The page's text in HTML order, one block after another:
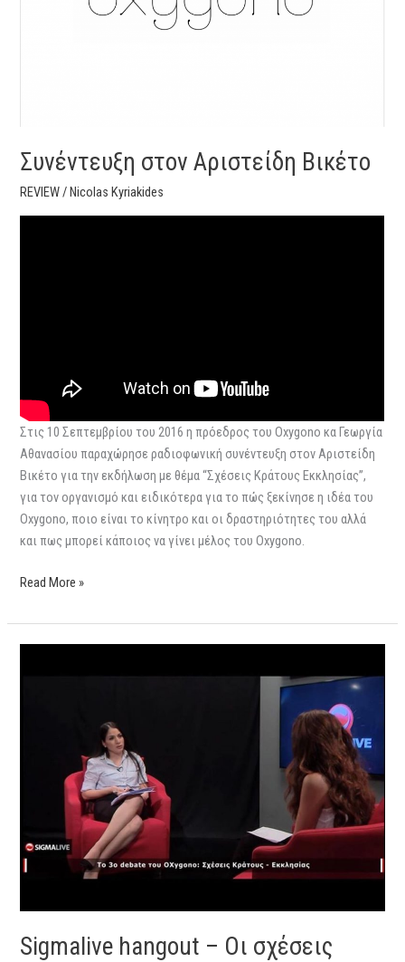
Συνέντευξη στον Αριστείδη Βικέτο
REVIEW/ Nicolas Kyriakides
Στις 10 Σεπτεμβρίου του 2016 η πρόεδρος του Oxygono κα Γεωργία
Αθανασίου παραχώρησε ραδιοφωνική συνέντευξη στον Αριστείδη
Βικέτο για την εκδήλωση με θέμα “Σχέσεις Κράτους Εκκλησίας”,
για τον οργανισμό και ειδικότερα για το πώς ξεκίνησε η ιδέα του
Oxygono, ποιο είναι το κίνητρο και οι δραστηριότητες του αλλά
και πως μπορεί κάποιος να γίνει μέλος του Oxygono.
Read More »
Sigmalive hangout – Οι σχέσεις
Εκκλησίας